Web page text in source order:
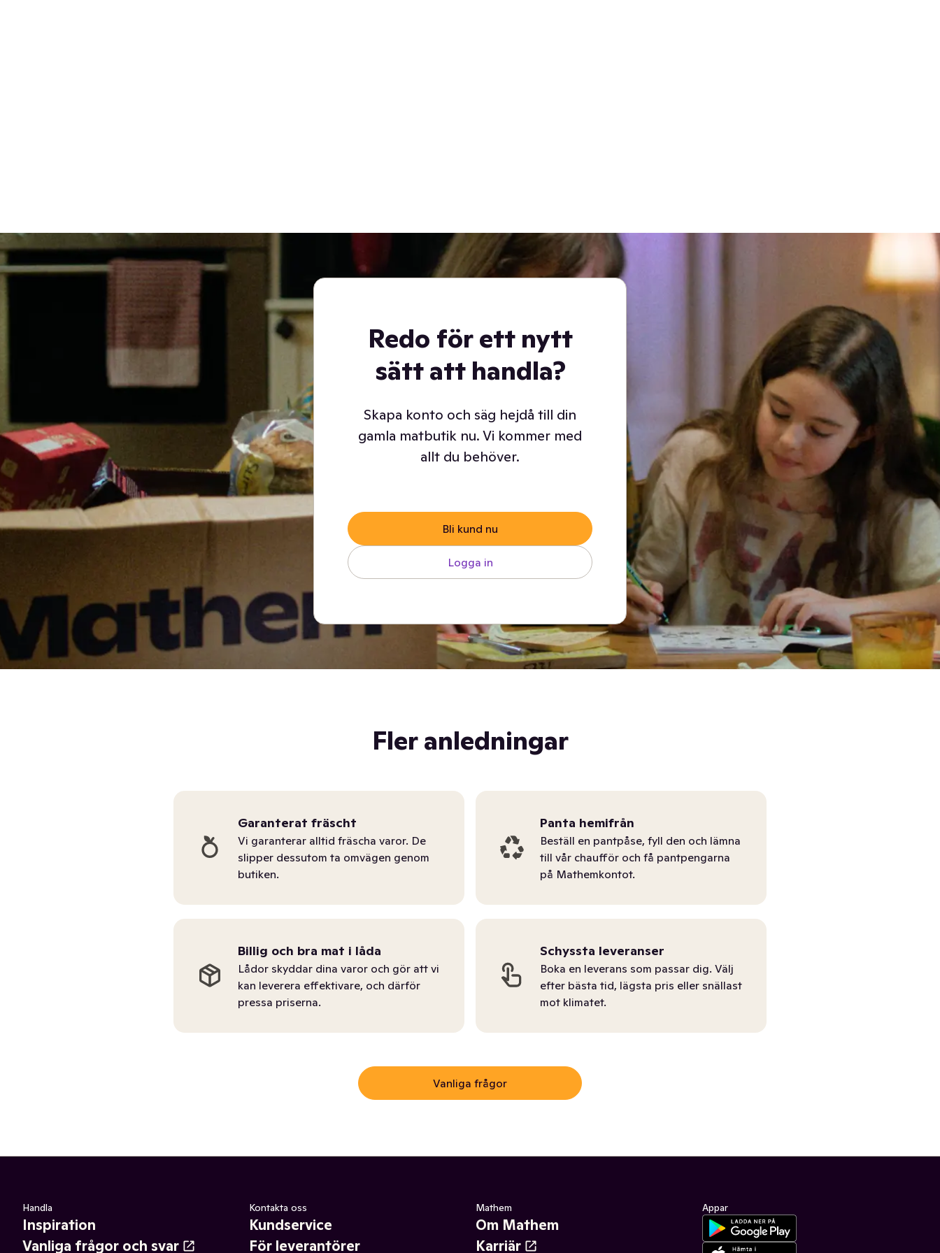
Redo för ett nytt
sätt att handla?
Skapa konto och säg hejdå till din
gamla matbutik nu. Vi kommer med
allt du behöver.
Bli kund nu
Logga in
Fler anledningar
Garanterat fräscht
Vi garanterar alltid fräscha varor. De
slipper dessutom ta omvägen genom
butiken.
Panta hemifrån
Beställ en pantpåse, fyll den och lämna
till vår chaufför och få pantpengarna
på Mathemkontot.
Billig och bra mat i låda
Lådor skyddar dina varor och gör att vi
kan leverera effektivare, och därför
pressa priserna.
Schyssta leveranser
Boka en leverans som passar dig. Välj
efter bästa tid, lägsta pris eller snällast
mot klimatet.
Vanliga frågor
Handla
Inspiration
Vanliga frågor och svar
Kontakta oss
Kundservice
För leverantörer
Mathem
Om Mathem
Karriär
Appar